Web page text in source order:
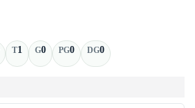
T1 G0 PG0 DG0